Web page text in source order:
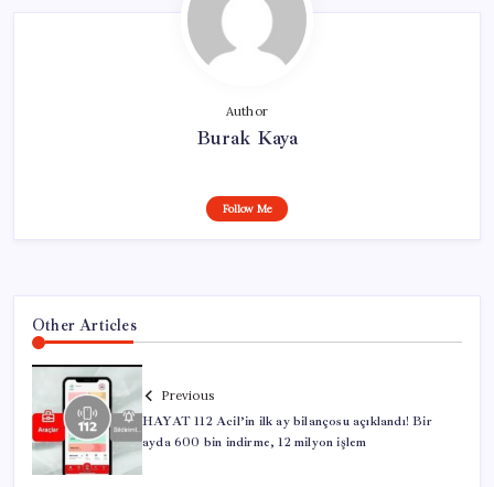
Author
Burak Kaya
Follow Me
Other Articles
Previous
HAYAT 112 Acil’in ilk ay bilançosu açıklandı! Bir
ayda 600 bin indirme, 12 milyon işlem